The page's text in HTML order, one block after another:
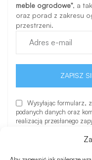
meble ogrodowe", a
oraz porad z zakresu
przestrzeni.
Wysyłając formularz,
podanych danych oraz
realizacją przesłanego
ZAPISZ